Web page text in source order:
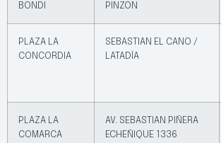
BONDI
PINZON
PLAZA LA
CONCORDIA
SEBASTIAN EL CANO /
LATADÍA
PLAZA LA
COMARCA
AV. SEBASTIAN PIÑERA
ECHEÑIQUE 1336